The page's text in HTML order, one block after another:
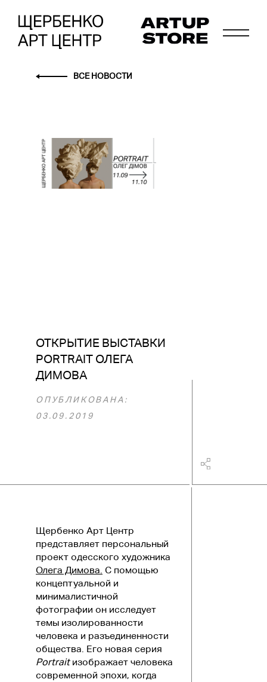
ВСЕ НОВОСТИ
ОТКРЫТИЕ ВЫСТАВКИ
PORTRAIT ОЛЕГА
ДИМОВА
ОПУБЛИКОВАНА:
03.09.2019
Щербенко Арт Центр
представляет персональный
проект одесского художника
Олега Димова. С помощью
концептуальной и
минималистичной
фотографии он исследует
темы изолированности
человека и разъединенности
общества. Его новая серия
Portraitизображает человека
современной эпохи, когда